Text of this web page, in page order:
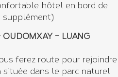
hôtel en bord de
supplément)
OUDOMXAY – LUANG
ferez route pour rejoindre
dans le parc naturel